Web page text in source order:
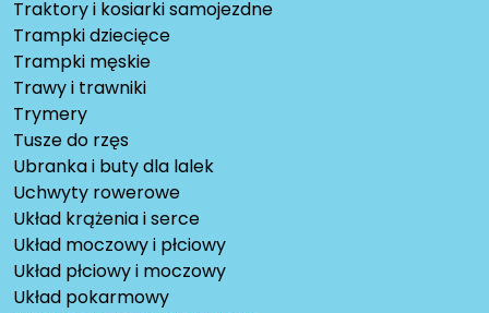
Traktory i kosiarki samojezdne
Trampki dziecięce
Trampki męskie
Trawy i trawniki
Trymery
Tusze do rzęs
Ubranka i buty dla lalek
Uchwyty rowerowe
Układ krążenia i serce
Układ moczowy i płciowy
Układ płciowy i moczowy
Układ pokarmowy